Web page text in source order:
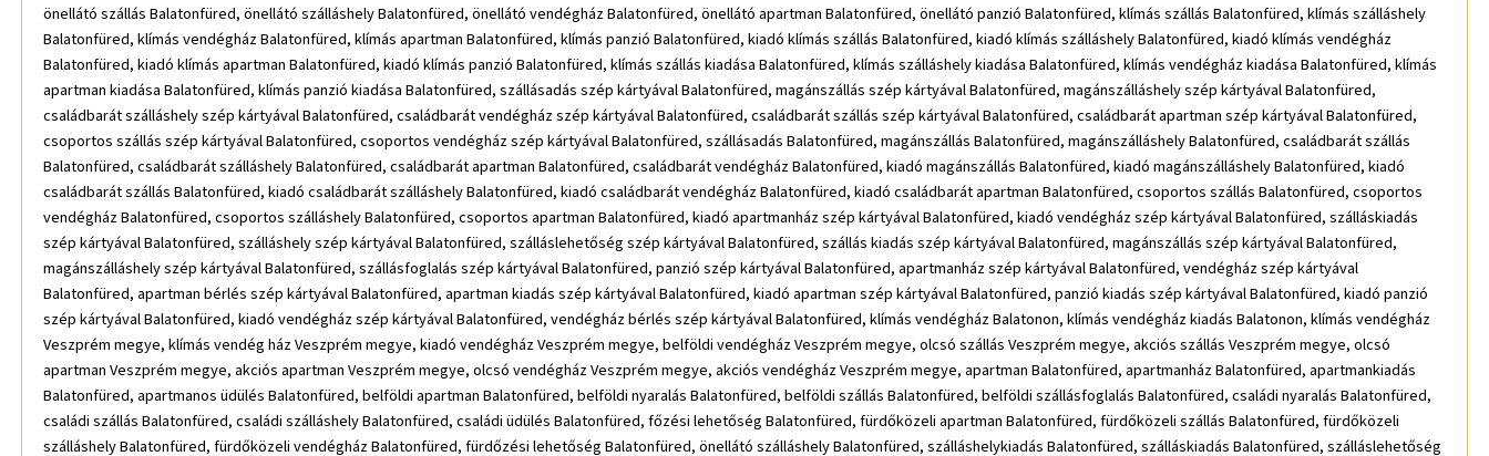
önellátó szállás Balatonfüred, önellátó szálláshely Balatonfüred, önellátó vendégház Balatonfüred, önellátó apartman Balatonfüred, önellátó panzió Balatonfüred, klímás szállás Balatonfüred, klímás szálláshely
Balatonfüred, klímás vendégház Balatonfüred, klímás apartman Balatonfüred, klímás panzió Balatonfüred, kiadó klímás szállás Balatonfüred, kiadó klímás szálláshely Balatonfüred, kiadó klímás vendégház
Balatonfüred, kiadó klímás apartman Balatonfüred, kiadó klímás panzió Balatonfüred, klímás szállás kiadása Balatonfüred, klímás szálláshely kiadása Balatonfüred, klímás vendégház kiadása Balatonfüred, klímás
apartman kiadása Balatonfüred, klímás panzió kiadása Balatonfüred, szállásadás szép kártyával Balatonfüred, magánszállás szép kártyával Balatonfüred, magánszálláshely szép kártyával Balatonfüred,
családbarát szálláshely szép kártyával Balatonfüred, családbarát vendégház szép kártyával Balatonfüred, családbarát szállás szép kártyával Balatonfüred, családbarát apartman szép kártyával Balatonfüred,
csoportos szállás szép kártyával Balatonfüred, csoportos vendégház szép kártyával Balatonfüred, szállásadás Balatonfüred, magánszállás Balatonfüred, magánszálláshely Balatonfüred, családbarát szállás
Balatonfüred, családbarát szálláshely Balatonfüred, családbarát apartman Balatonfüred, családbarát vendégház Balatonfüred, kiadó magánszállás Balatonfüred, kiadó magánszálláshely Balatonfüred, kiadó
családbarát szállás Balatonfüred, kiadó családbarát szálláshely Balatonfüred, kiadó családbarát vendégház Balatonfüred, kiadó családbarát apartman Balatonfüred, csoportos szállás Balatonfüred, csoportos
vendégház Balatonfüred, csoportos szálláshely Balatonfüred, csoportos apartman Balatonfüred, kiadó apartmanház szép kártyával Balatonfüred, kiadó vendégház szép kártyával Balatonfüred, szálláskiadás
szép kártyával Balatonfüred, szálláshely szép kártyával Balatonfüred, szálláslehetőség szép kártyával Balatonfüred, szállás kiadás szép kártyával Balatonfüred, magánszállás szép kártyával Balatonfüred,
magánszálláshely szép kártyával Balatonfüred, szállásfoglalás szép kártyával Balatonfüred, panzió szép kártyával Balatonfüred, apartmanház szép kártyával Balatonfüred, vendégház szép kártyával
Balatonfüred, apartman bérlés szép kártyával Balatonfüred, apartman kiadás szép kártyával Balatonfüred, kiadó apartman szép kártyával Balatonfüred, panzió kiadás szép kártyával Balatonfüred, kiadó panzió
szép kártyával Balatonfüred, kiadó vendégház szép kártyával Balatonfüred, vendégház bérlés szép kártyával Balatonfüred, klímás vendégház Balatonon, klímás vendégház kiadás Balatonon, klímás vendégház
Veszprém megye, klímás vendég ház Veszprém megye, kiadó vendégház Veszprém megye, belföldi vendégház Veszprém megye, olcsó szállás Veszprém megye, akciós szállás Veszprém megye, olcsó
apartman Veszprém megye, akciós apartman Veszprém megye, olcsó vendégház Veszprém megye, akciós vendégház Veszprém megye, apartman Balatonfüred, apartmanház Balatonfüred, apartmankiadás
Balatonfüred, apartmanos üdülés Balatonfüred, belföldi apartman Balatonfüred, belföldi nyaralás Balatonfüred, belföldi szállás Balatonfüred, belföldi szállásfoglalás Balatonfüred, családi nyaralás Balatonfüred,
családi szállás Balatonfüred, családi szálláshely Balatonfüred, családi üdülés Balatonfüred, főzési lehetőség Balatonfüred, fürdőközeli apartman Balatonfüred, fürdőközeli szállás Balatonfüred, fürdőközeli
szálláshely Balatonfüred, fürdőközeli vendégház Balatonfüred, fürdőzési lehetőség Balatonfüred, önellátó szálláshely Balatonfüred, szálláshelykiadás Balatonfüred, szálláskiadás Balatonfüred, szálláslehetőség